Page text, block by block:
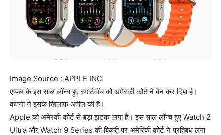
Image Source : APPLE INC
एप्पल के इस साल लॉन्च हुए स्मार्टवॉच को अमेरकी कोर्ट ने बैन कर दिया है।
कंपनी ने इसके खिलाफ अपील की है।
Apple को अमेरकी कोर्ट से बड़ा झटका लगा है। इस साल लॉन्च हुए Watch 2
Ultra और Watch 9 Series की बिक्री पर अमेरिकी कोर्ट ने प्रतिबंध लगा